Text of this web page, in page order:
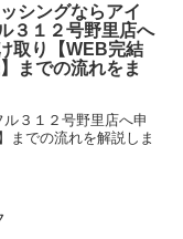
シングならアイ
３１２号野里店へ
取り【WEB完結
までの流れをま
３１２号野里店へ申
までの流れを解説しま